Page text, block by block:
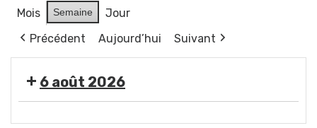
Mois Semaine
Jour
Précédent
Aujourd’hui Suivant
6 août 2026